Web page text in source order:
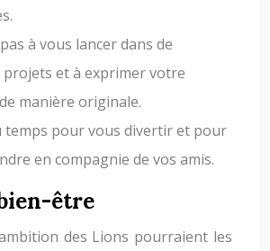
à vous lancer dans de
projets et à exprimer votre
manière originale.
temps pour vous divertir et pour
en compagnie de vos amis.
être
des Lions pourraient les